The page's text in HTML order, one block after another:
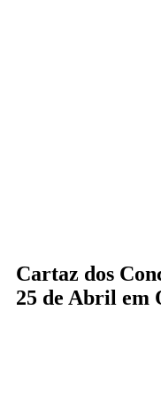
Cartaz dos
25 de Abril em